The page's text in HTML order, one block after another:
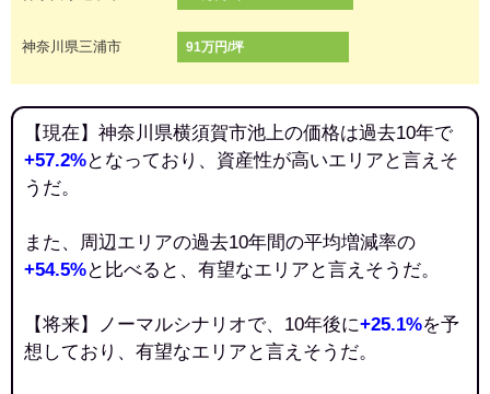
神奈川県三浦市 91万円/坪
【現在】神奈川県横須賀市池上の価格は過去10年で
+57.2%となっており、資産性が高いエリアと言えそ
うだ。
また、周辺エリアの過去10年間の平均増減率の
+54.5%と比べると、有望なエリアと言えそうだ。
【将来】ノーマルシナリオで、10年後に+25.1%を予
想しており、有望なエリアと言えそうだ。